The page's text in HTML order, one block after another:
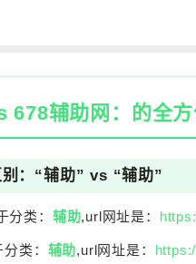
678辅助网 ：的全
：“辅助” vs “辅助”
分类： 辅助,url网址是：
类： 辅助,url网址是：